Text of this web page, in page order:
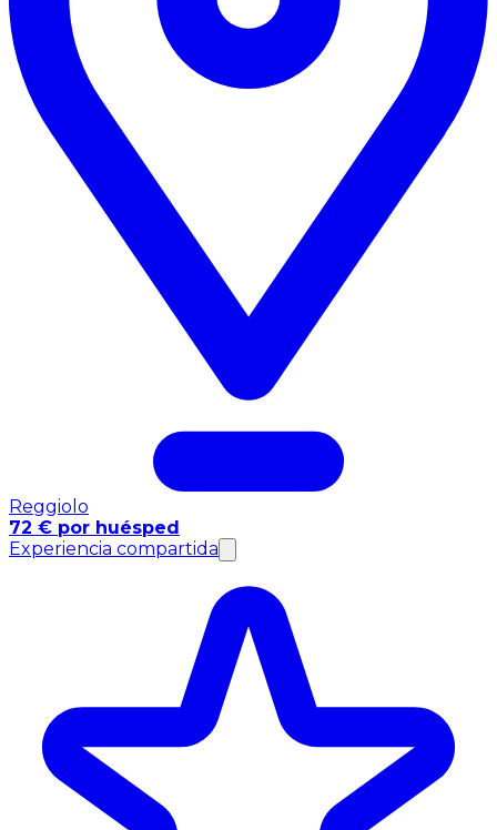
Reggiolo
72 € por huésped
Experiencia compartida